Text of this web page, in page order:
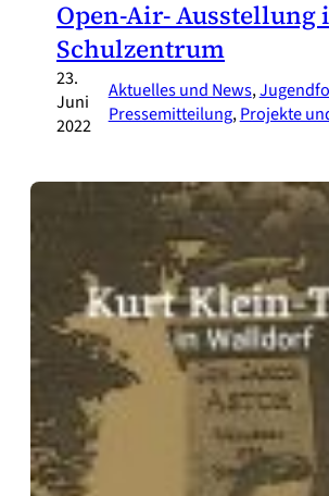
Open-Air- Ausstellung
Schulzentrum
23.
Juni
2022
Aktuelles und News,
Pressemitteilung, Projekte